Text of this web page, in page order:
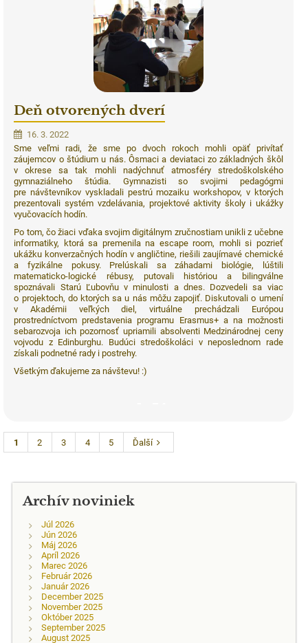
Deň otvorených dverí
16. 3. 2022
Sme veľmi radi, že sme po dvoch rokoch mohli opäť privítať
záujemcov o štúdium u nás. Ôsmaci a deviataci zo základných škôl
v okrese sa tak mohli nadýchnuť atmosféry stredoškolského
gymnaziálneho štúdia. Gymnazisti so svojimi pedagógmi
pre návštevníkov vyskladali pestrú mozaiku workshopov, v ktorých
prezentovali systém vzdelávania, projektové aktivity školy i ukážky
vyučovacích hodín.
Po tom, čo žiaci vďaka svojim digitálnym zručnostiam unikli z učebne
informatiky, ktorá sa premenila na escape room, mohli si pozrieť
ukážku konverzačných hodín v angličtine, riešili zaujímavé chemické
a fyzikálne pokusy. Prelúskali sa záhadami biológie, lúštili
matematicko-logické rébusy, putovali históriou a bilingválne
spoznávali Starú Ľubovňu v minulosti a dnes. Dozvedeli sa viac
o projektoch, do ktorých sa u nás môžu zapojiť. Diskutovali o umení
v Akadémii veľkých diel, virtuálne prechádzali Európou
prostredníctvom predstavenia programu Erasmus+ a na možnosti
sebarozvoja ich pozornosť upriamili absolventi Medzinárodnej ceny
vojvodu z Edinburghu. Budúci stredoškoláci v neposlednom rade
získali podnetné rady i postrehy.
Všetkým ďakujeme za návštevu! :)
1 2 3 4 5 Ďalší
Archív noviniek
Júl 2026
Jún 2026
Máj 2026
Apríl 2026
Marec 2026
Február 2026
Január 2026
December 2025
November 2025
Október 2025
September 2025
August 2025